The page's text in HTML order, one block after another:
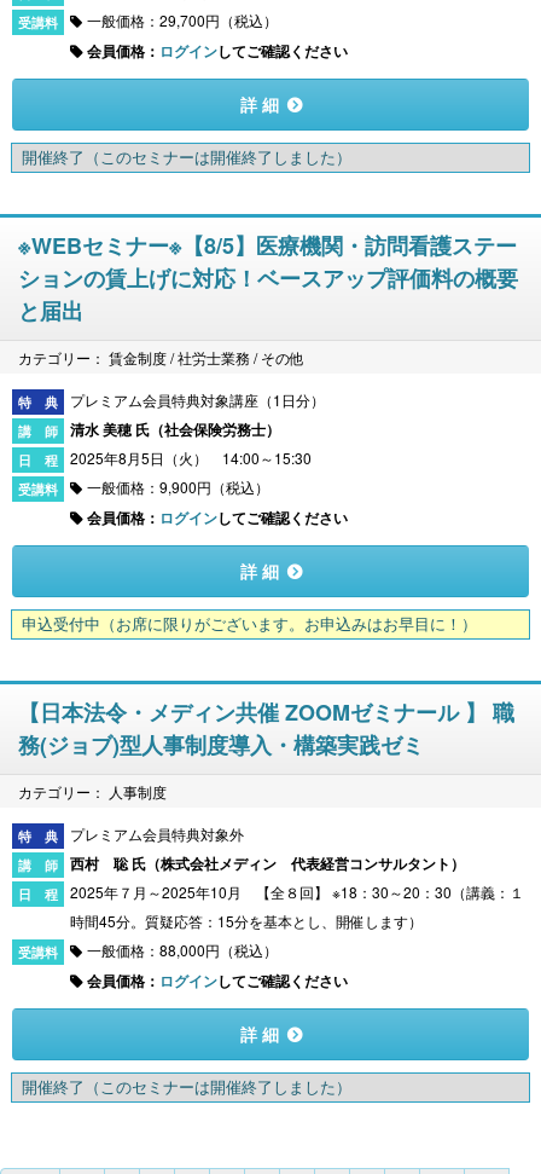
一般価格：29,700円（税込）
会員価格： ログインしてご確認ください
詳 細
開催終了 （このセミナーは開催終了しました）
※WEBセミナー※【8/5】医療機関・訪問看護ステー
ションの賃上げに対応！ベースアップ評価料の概要
と届出
カテゴリー： 賃金制度 / 社労士業務 / その他
プレミアム会員特典対象講座（1日分）
清水 美穂 氏（社会保険労務士）
2025年8月5日（火） 14:00～15:30
一般価格：9,900円（税込）
会員価格： ログインしてご確認ください
詳 細
申込受付中 （お席に限りがございます。お申込みはお早目に！）
【日本法令・メディン共催 ZOOMゼミナール 】 職
務(ジョブ)型人事制度導入・構築実践ゼミ
カテゴリー： 人事制度
プレミアム会員特典対象外
西村 聡 氏（株式会社メディン 代表経営コンサルタント ）
2025年７月～2025年10月 【全８回】 ※18：30～20：30（講義：１
時間45分。質疑応答：15分を基本とし、開催します）
一般価格：88,000円（税込）
会員価格： ログインしてご確認ください
詳 細
開催終了 （このセミナーは開催終了しました）